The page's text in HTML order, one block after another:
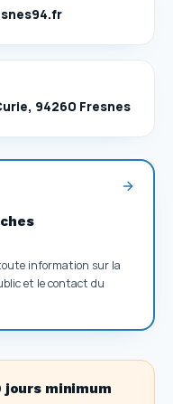
94260 Fresnes
information sur la
et le contact du
jours minimum